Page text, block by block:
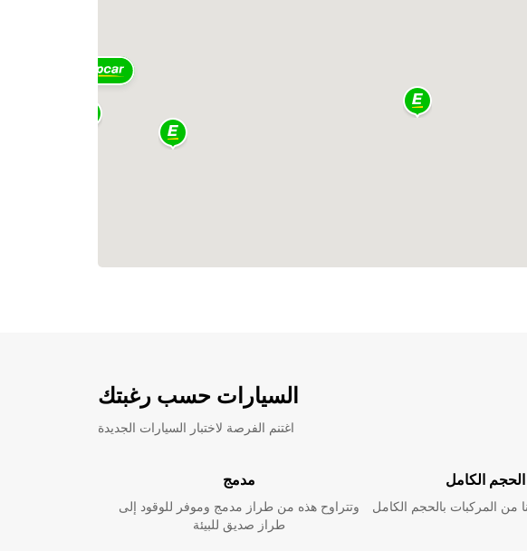
السيارات حسب رغبتك
اغتنم الفرصة لاختبار السيارات الجديدة
مدمج
وتتراوح هذه من طراز مدمج وموفر للوقود إلى
طراز صديق للبيئة
الحجم الكامل
من المركبات بالحجم الكامل